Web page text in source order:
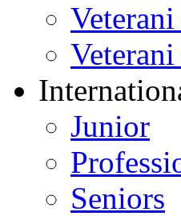
Junior
Seniors